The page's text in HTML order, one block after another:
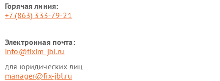
Горячая линия:
+7 (863) 333-79-21
Электронная почта:
info@fixim-jbl.ru
для юридических лиц
manager@fix-jbl.ru